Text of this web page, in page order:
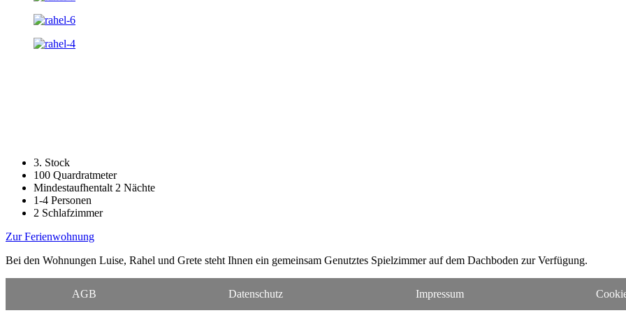
3. Stock
100 Quardratmeter
Mindestaufhentalt 2 Nächte
1-4 Personen
2 Schlafzimmer
Zur Ferienwohnung
Bei den Wohnungen Luise, Rahel und Grete steht Ihnen ein gemeinsam Genutztes Spielzimmer auf dem Dachboden zur Verfügung.
AGB Datenschutz Impressum